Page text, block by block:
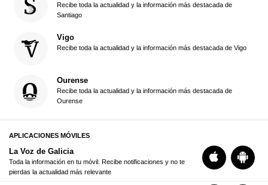
Recibe toda la actualidad y la información más destacada de
Santiago
Vigo
Recibe toda la actualidad y la información más destacada de Vigo
Ourense
Recibe toda la actualidad y la información más destacada de
Ourense
APLICACIONES MÓVILES
La Voz de Galicia
Toda la información en tu móvil. Recibe notificaciones y no te
pierdas la actualidad más relevante